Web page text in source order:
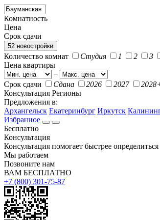
Комнатность
Цена
Срок сдачи
52 новостройки
Количество комнат Студия 1 2 3
Цена квартиры
–
Срок сдачи
Сдана 2026 2027
Консультация Регионы
Предложения в:
Архангельск Екатеринбург Иркутск
Избранное
Бесплатно
Консультация
Консультация помогает быстрее
Мы работаем
Позвоните нам
ВАМ БЕСПЛАТНО
+7 (800) 301-75-87